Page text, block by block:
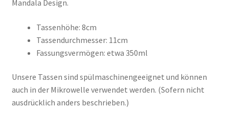
Mandala Design.
Tassenhöhe: 8cm
Tassendurchmesser: 11cm
Fassungsvermögen: etwa 350ml
Unsere Tassen sind spülmaschinengeeignet und können
auch in der Mikrowelle verwendet werden. (Sofern nicht
ausdrücklich anders beschrieben.)